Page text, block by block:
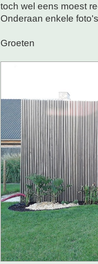
toch wel eens moest
Onderaan enkele
Groeten